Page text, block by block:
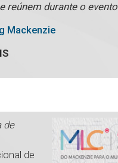
reúnem durante o evento
Mackenzie
de
de